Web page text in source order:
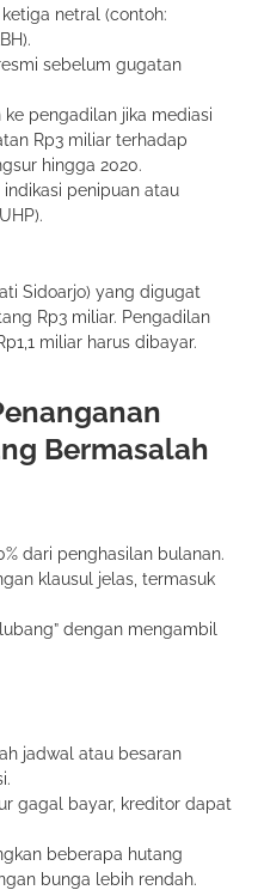
netral (contoh:
sebelum gugatan
ke pengadilan jika mediasi
Rp3 miliar terhadap
hingga 2020.
indikasi penipuan atau
Sidoarjo) yang digugat
Rp3 miliar. Pengadilan
miliar harus dibayar.
Bermasalah
dari penghasilan bulanan.
klausul jelas, termasuk
dengan mengambil
jadwal atau besaran
gagal bayar, kreditor dapat
beberapa hutang
bunga lebih rendah.